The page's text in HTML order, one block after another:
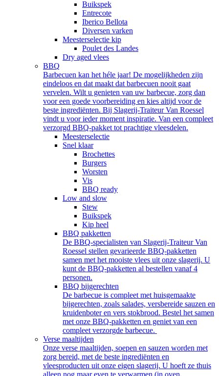
Buikspek
Entrecote
Iberico Bellota
Diversen varken
Meesterselectie kip
Poulet des Landes
Dry aged vlees
BBQ
Barbecuen kan het héle jaar! De mogelijkheden zijn
eindeloos en dat maakt dat barbecuen nooit gaat
vervelen. Wilt u genieten van uw barbecue, zorg dan
voor een goede voorbereiding en kies altijd voor de
beste ingrediënten. Bij Slagerij-Traiteur Van Roessel
vindt u voor ieder moment inspiratie. Van een compleet
verzorgd BBQ-pakket tot prachtige vleesdelen.
Meesterselectie
Snel klaar
Brochettes
Burgers
Worsten
Vis
BBQ ready
Low and slow
Stew
Buikspek
Kip heel
BBQ pakketten
De BBQ-specialisten van Slagerij-Traiteur Van
Roessel stellen gevarieerde BBQ-pakketten
samen met het mooiste vlees uit onze slagerij. U
kunt de BBQ-pakketten al bestellen vanaf 4
personen.
BBQ bijgerechten
De barbecue is compleet met huisgemaakte
bijgerechten, zoals salades, versbereide sauzen en
kruidenboter en vers stokbrood. Bestel het samen
met onze BBQ-pakketten en geniet van een
compleet verzorgde barbecue.
Verse maaltijden
Onze verse maaltijden, soepen en sauzen worden met
zorg bereid, met de beste ingrediënten en
vleesproducten uit onze eigen slagerij. U hoeft ze thuis
alleen nog maar even te verwarmen (in oven,